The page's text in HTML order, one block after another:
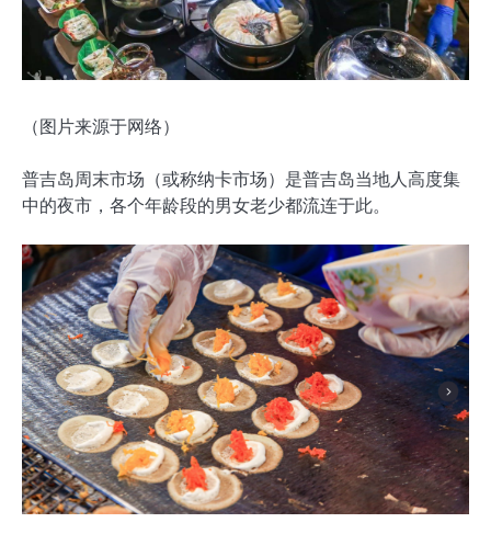
（图片来源于网络）
普吉岛周末市场（或称纳卡市场）是普吉岛当地人高度集
中的夜市，各个年龄段的男女老少都流连于此。